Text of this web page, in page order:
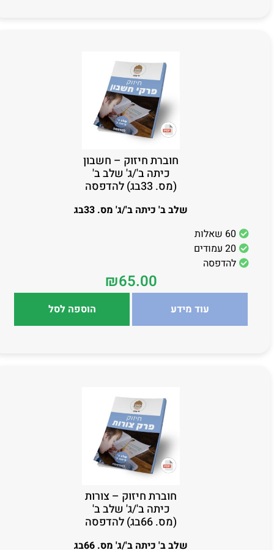
חוברת חיזוק – חשבון
כיתה ב'/ג' שלב ב'
(מס. 33בג) להדפסה
60 שאלות
20 עמודים
להדפסה
₪65.00
שלב ב' כיתה ב'/ג' מס. 33בג
עוד מידע הוספה לסל
חוברת חיזוק – צורות
כיתה ב'/ג' שלב ב'
(מס. 66בג) להדפסה
שלב ב' כיתה ב'/ג' מס. 66בג